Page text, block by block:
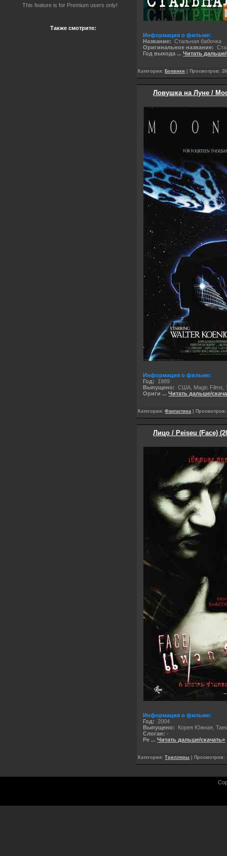
This feature is for Premium users only!
Также смотрите:
Информация о фильме:
Название: Стальная бабочка
Оригинальное название:
Год выхода...Читать дальше/
Категория: Боевики | Просмотров:
Ловушка на Луне /
Информация о фильме:
Год:
1989
Выпущено: США, Magic Films,
Ориги...Читать дальше/
Категория:Фантастика |
Лицо / Peiseu (Face)
Информация о фильме:
Год: 2004
Выпущено:
Корея Южная,
Слоган: -
Ре...Читать дальше/скачать»
Категория:Триллеры | Просмотров: